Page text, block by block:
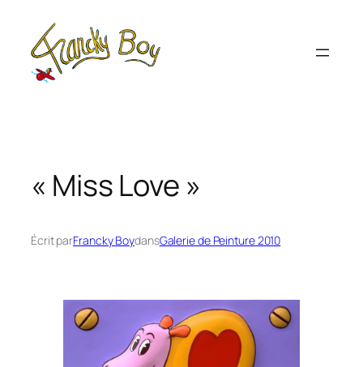
contenu
« Miss Love »
Écrit parFrancky BoydansGalerie de Peinture 2010